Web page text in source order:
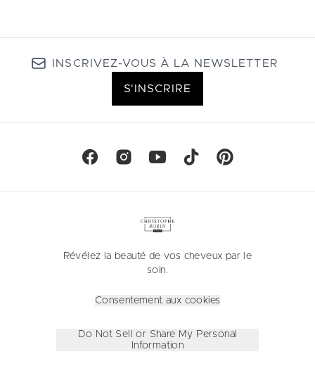
INSCRIVEZ-VOUS À LA NEWSLETTER
S'INSCRIRE
Révélez la beauté de vos cheveux par le
soin.
Consentement aux cookies
Do Not Sell or Share My Personal
Information